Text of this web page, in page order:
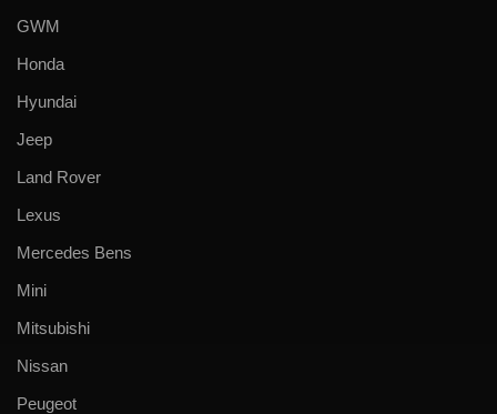
GWM
Honda
Hyundai
Jeep
Land Rover
Lexus
Mercedes Bens
Mini
Mitsubishi
Nissan
Peugeot